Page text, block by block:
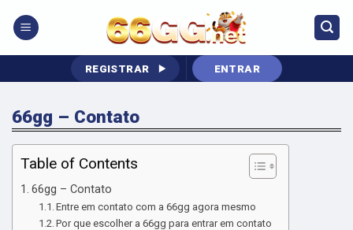
REGISTRAR ENTRAR
66gg – Contato
Table of Contents
66gg – Contato
Entre em contato com a 66gg agora mesmo
Por que escolher a 66gg para entrar em contato